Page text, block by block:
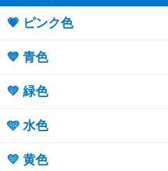
💗 ピンク色
💙 青色
💚 緑色
🩵 水色
💛 黄色